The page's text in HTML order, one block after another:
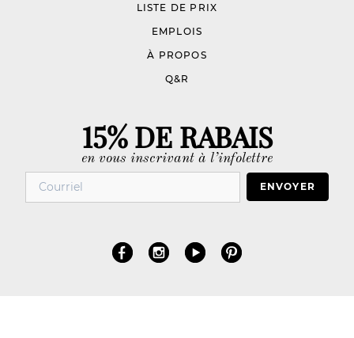
LISTE DE PRIX
EMPLOIS
À PROPOS
Q&R
15% DE RABAIS
en vous inscrivant à l’infolettre
ENVOYER